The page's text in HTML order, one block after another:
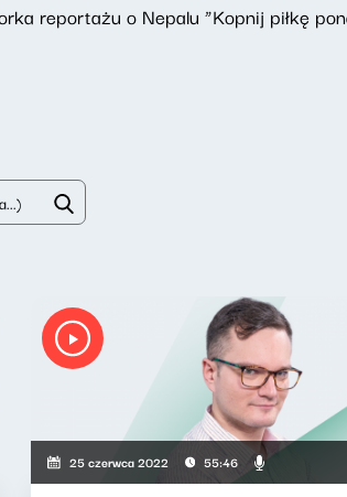
reportażu o Nepalu “Kopnij piłkę
25 czerwca 2022 55:46